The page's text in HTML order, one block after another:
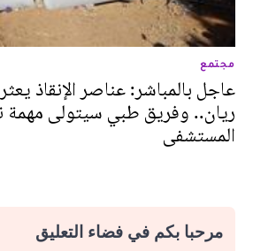
مجتمع
عاجل بالمباشر: عناصر الإنقاذ
ريان.. وفريق طبي سيتولى مهمة
المستشفى
مرحبا بكم في فضاء التعليق